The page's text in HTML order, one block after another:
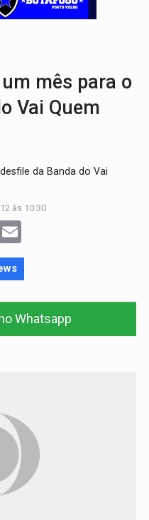
deve movimentar R$ 8,5 bilhões e RO
um mês para o
Vai Quem
da Banda do Vai
às 10:30
Whatsapp